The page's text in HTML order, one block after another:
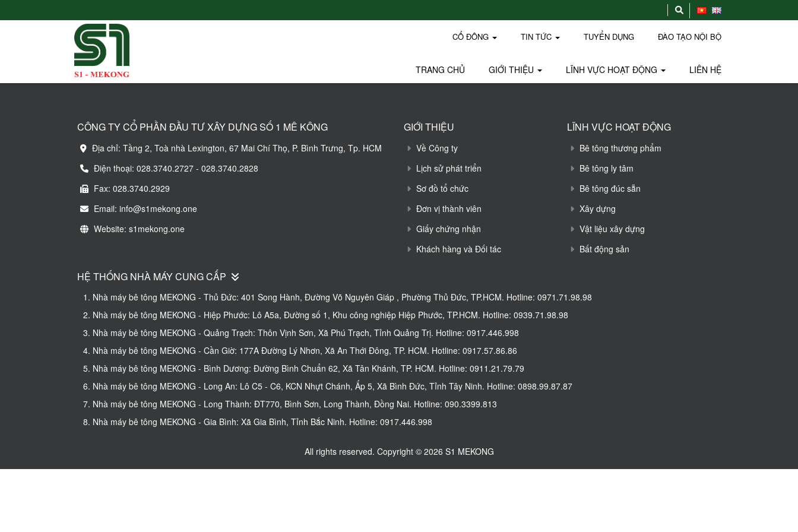
CỔ ĐÔNG TIN TỨC TUYỂN DỤNG ĐÀO TẠO NỘI BỘ
TRANG CHỦ GIỚI THIỆU LĨNH VỰC HOẠT ĐỘNG LIÊN HỆ
CÔNG TY CỔ PHẦN ĐẦU TƯ XÂY DỰNG SỐ 1 MÊ KÔNG
Địa chỉ: Tầng 2, Toà nhà Lexington, 67 Mai Chí Thọ, P. Bình Trưng, Tp. HCM
Điện thoại: 028.3740.2727 - 028.3740.2828
Fax: 028.3740.2929
Email: info@s1mekong.one
Website: s1mekong.one
GIỚI THIỆU
Về Công ty
Lịch sử phát triển
Sơ đồ tổ chức
Đơn vị thành viên
Giấy chứng nhận
Khách hàng và Đối tác
LĨNH VỰC HOẠT ĐỘNG
Bê tông thương phẩm
Bê tông ly tâm
Bê tông đúc sẵn
Xây dựng
Vật liệu xây dựng
Bất động sản
HỆ THỐNG NHÀ MÁY CUNG CẤP
1. Nhà máy bê tông MEKONG - Thủ Đức: 401 Song Hành, Đường Võ Nguyên Giáp , Phường Thủ Đức, TP.HCM. Hotline: 0971.71.98.98
2. Nhà máy bê tông MEKONG - Hiệp Phước: Lô A5a, Đường số 1, Khu công nghiệp Hiệp Phước, TP.HCM. Hotline: 0939.71.98.98
3. Nhà máy bê tông MEKONG - Quảng Trạch: Thôn Vịnh Sơn, Xã Phú Trạch, Tỉnh Quảng Trị. Hotline: 0917.446.998
4. Nhà máy bê tông MEKONG - Cần Giờ: 177A Đường Lý Nhơn, Xã An Thới Đông, TP. HCM. Hotline: 0917.57.86.86
5. Nhà máy bê tông MEKONG - Bình Dương: Đường Bình Chuẩn 62, Xã Tân Khánh, TP. HCM. Hotline: 0911.21.79.79
6. Nhà máy bê tông MEKONG - Long An: Lô C5 - C6, KCN Nhựt Chánh, Ấp 5, Xã Bình Đức, Tỉnh Tây Ninh. Hotline: 0898.99.87.87
7. Nhà máy bê tông MEKONG - Long Thành: ĐT770, Bình Sơn, Long Thành, Đồng Nai. Hotline: 090.3399.813
8. Nhà máy bê tông MEKONG - Gia Bình: Xã Gia Bình, Tỉnh Bắc Ninh. Hotline: 0917.446.998
All rights reserved. Copyright © 2026 S1 MEKONG